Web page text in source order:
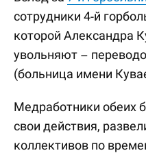
сотрудники 4-й
которой Александра
увольняют –
(больница имени
Медработники обеих
свои действия,
коллективов по